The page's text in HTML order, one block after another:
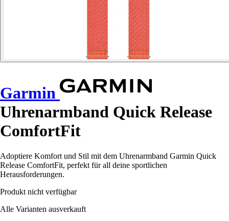
Garmin
Uhrenarmband Quick Release
ComfortFit
Adoptiere Komfort und Stil mit dem Uhrenarmband Garmin Quick
Release ComfortFit, perfekt für all deine sportlichen
Herausforderungen.
Produkt nicht verfügbar
Alle Varianten ausverkauft